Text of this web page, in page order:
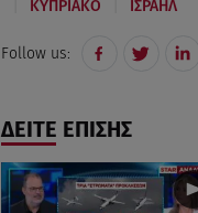
ΚΥΠΡΙΑΚΟ ΙΣΡΑΗΛ
Follow us:
ΔΕΙΤΕ ΕΠΙΣΗΣ